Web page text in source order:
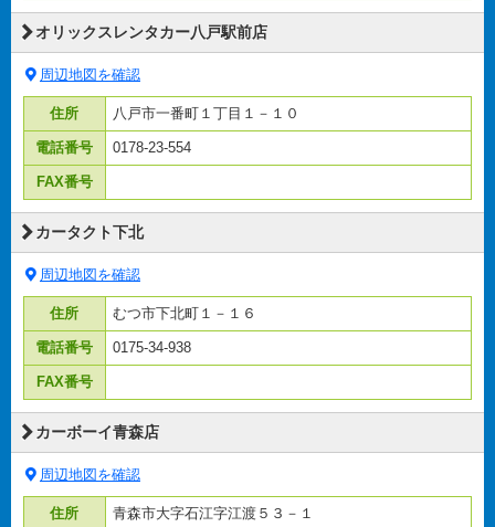
オリックスレンタカー八戸駅前店
周辺地図を確認
住所 八戸市一番町１丁目１－１０
電話番号 0178-23-554
FAX番号
カータクト下北
周辺地図を確認
住所 むつ市下北町１－１６
電話番号 0175-34-938
FAX番号
カーボーイ青森店
周辺地図を確認
住所 青森市大字石江字江渡５３－１